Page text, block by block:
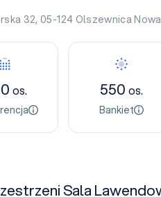
32, 05-124 Olszewnica Nowa
os. 550 os.
Bankiet
Sala